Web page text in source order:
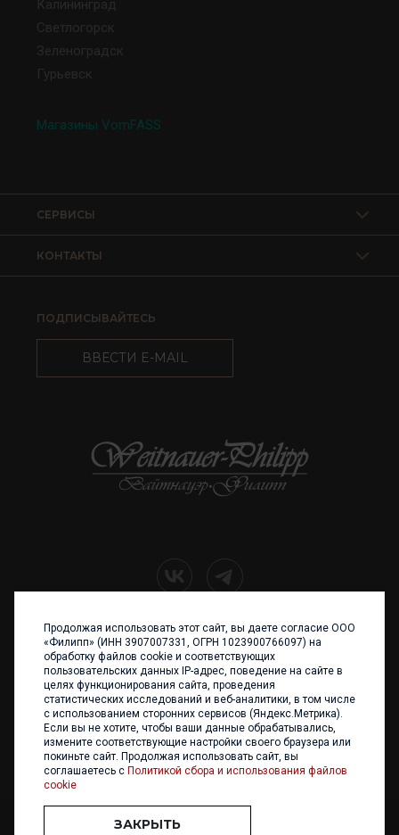
Калининград
Светлогорск
Зеленоградск
Гурьевск
Магазины VomFASS
КОНТАКТЫ
СЕРВИСЫ
ПОДПИСЫВАЙТЕСЬ
ВВЕСТИ E-MAIL
+7 (4012) 960 898
236017 Калининград,
ул. Каштановая аллея, 47
Телефон: +7 4012 960 898,
+7 4012 960 856
Написать нам
ООО «ФИЛИПП» © 2013 - 2026. Все права защищены
Продолжая использовать этот сайт, вы даете согласие ООО
«Филипп» (ИНН 3907007331, ОГРН 1023900766097) на
обработку файлов cookie и соответствующих
пользовательских данных IP-адрес, поведение на сайте в
целях функционирования сайта, проведения
статистических исследований и веб-аналитики, в том числе
с использованием сторонних сервисов (Яндекс.Метрика).
Если вы не хотите, чтобы ваши данные обрабатывались,
измените соответствующие настройки своего браузера или
покиньте сайт. Продолжая использовать сайт, вы
соглашаетесь с Политикой сбора и использования файлов
cookie
ЗАКРЫТЬ